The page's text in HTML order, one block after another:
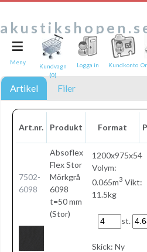
Artikel Filer
Art.nr. Produkt Format
7502-
6098
Absoflex
Flex Stor
Mörkgrå
6098
t=50 mm
(Stor)
1200x975x54
Volym:
0.065m3 Vikt:
11.5kg
st.
Skick: Ny
≡
Meny
Kundvagn
(0)
Logga in Kundkonto
Tipsa en
e-post*
Text